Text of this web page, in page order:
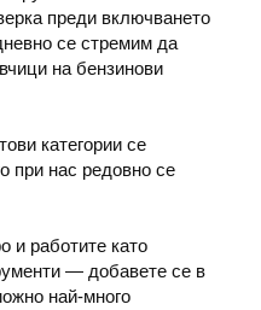
преди включването
се стремим да
на бензинови
категории се
при нас редовно се
и работите като
— добавете се в
най-много